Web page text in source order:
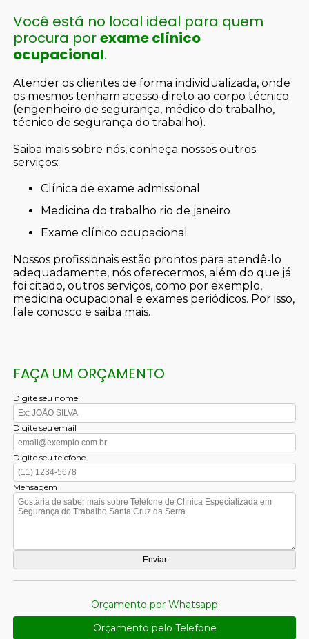
Você está no local ideal para quem
procura porexame clínico
ocupacional.
Atender os clientes de forma individualizada, onde
os mesmos tenham acesso direto ao corpo técnico
(engenheiro de segurança, médico do trabalho,
técnico de segurança do trabalho).
Saiba mais sobre nós, conheça nossos outros
serviços:
clínica de exame admissional
medicina do trabalho rio de janeiro
exame clínico ocupacional
Nossos profissionais estão prontos para atendê-lo
adequadamente, nós oferecermos, além do que já
foi citado, outros serviços, como por exemplo,
medicina ocupacional e exames periódicos. Por isso,
fale conosco e saiba mais.
FAÇA UM ORÇAMENTO
Digite seu nome
Digite seu email
Digite seu telefone
Mensagem
Orçamento por Whatsapp
Orçamento pelo Telefone